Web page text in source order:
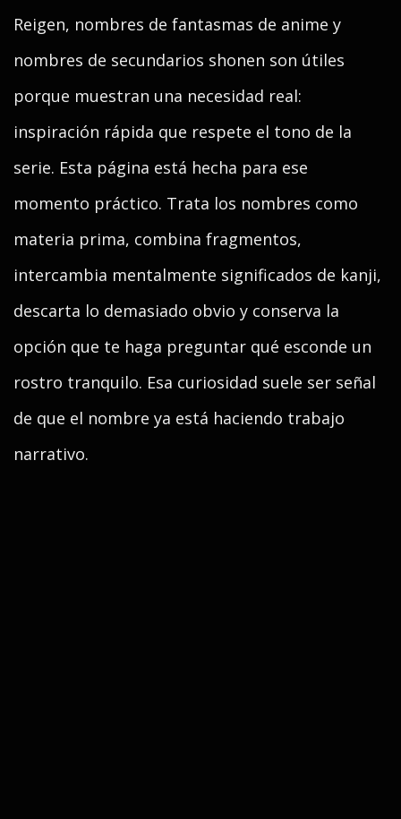
Reigen, nombres de fantasmas de anime y
nombres de secundarios shonen son útiles
porque muestran una necesidad real:
inspiración rápida que respete el tono de la
serie. Esta página está hecha para ese
momento práctico. Trata los nombres como
materia prima, combina fragmentos,
intercambia mentalmente significados de kanji,
descarta lo demasiado obvio y conserva la
opción que te haga preguntar qué esconde un
rostro tranquilo. Esa curiosidad suele ser señal
de que el nombre ya está haciendo trabajo
narrativo.